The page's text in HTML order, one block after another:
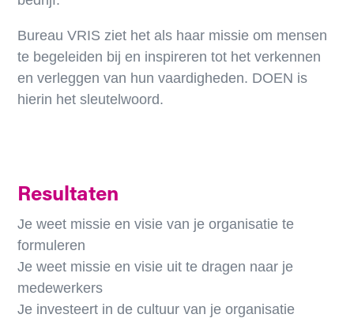
Bureau VRIS ziet het als haar missie om mensen
te begeleiden bij en inspireren tot het verkennen
en verleggen van hun vaardigheden. DOEN is
hierin het sleutelwoord.
Resultaten
Je weet missie en visie van je organisatie te
formuleren
Je weet missie en visie uit te dragen naar je
medewerkers
Je investeert in de cultuur van je organisatie